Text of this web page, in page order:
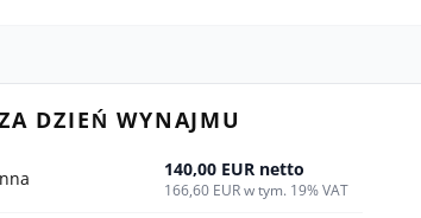
DZIEŃ WYNAJMU
140,00 EUR netto
166,60 EUR w tym. 19% VAT